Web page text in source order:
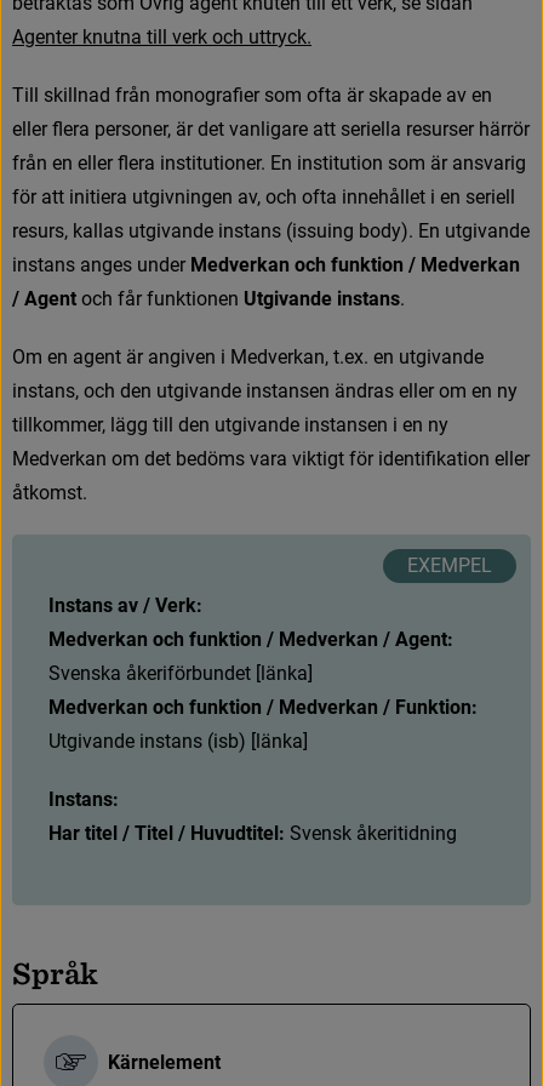
Agenter knutna till verk och uttryck.
Till skillnad från monografer som ofta är skapade av en
eller fera personer, är det vanligare att seriella resurser härrör
från en eller fera institutioner. En institution som är ansvarig
för att initiera utgivningen av, och ofta innehållet i en seriell
resurs, kallas utgivande instans (issuing body). En utgivande
instans anges under Medverkan och funktion / Medverkan
/ Agent och får funktionen Utgivande instans.
Om en agent är angiven i Medverkan, t.ex. en utgivande
instans, och den utgivande instansen ändras eller om en ny
tillkommer, lägg till den utgivande instansen i en ny
Medverkan om det bedöms vara viktigt för identifkation eller
åtkomst.
Instans av / Verk:
Medverkan och funktion / Medverkan / Agent:
Svenska åkeriförbundet [länka]
Medverkan och funktion / Medverkan / Funktion:
Utgivande instans (isb) [länka]
Instans:
Har titel / Titel / Huvudtitel: Svensk åkeritidning
Språk
Kärnelement